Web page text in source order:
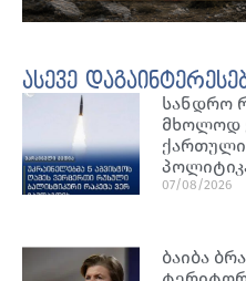
ასევე
სანდრო
მხოლოდ
ქართული
07/08/2026
ბაიბა